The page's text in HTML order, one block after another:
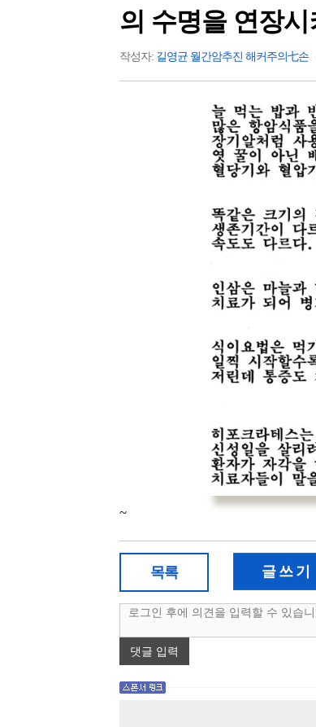
의 수명을 연장시
작성자: 길영균 월간암추진 해커주의七손
~
목록 글 쓰 기
댓글 입력